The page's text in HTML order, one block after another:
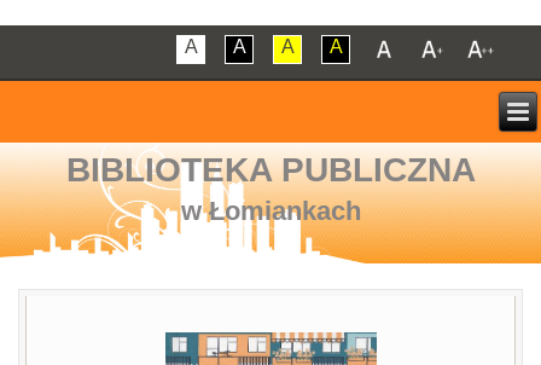
A A A A
BIBLIOTEKA PUBLICZNA
w Łomiankach